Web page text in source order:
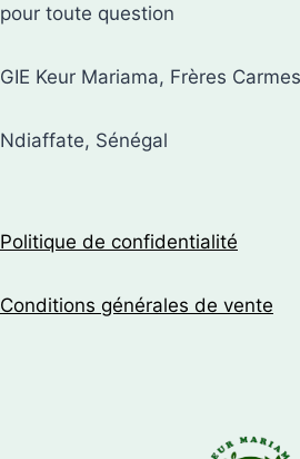
pour toute question
GIE Keur Mariama, Frères
Ndiaffate, Sénégal
Politique de confidentialité
Conditions générales de vente